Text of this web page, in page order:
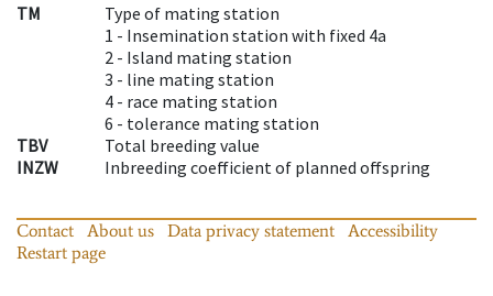
TM
Type of mating station
1 - Insemination station with fixed 4a
2 - Island mating station
3 - line mating station
4 - race mating station
6 - tolerance mating station
TBV
Total breeding value
INZW
Inbreeding coefficient of planned offspring
Contact About us Data privacy statement
Accessibility
Restart page